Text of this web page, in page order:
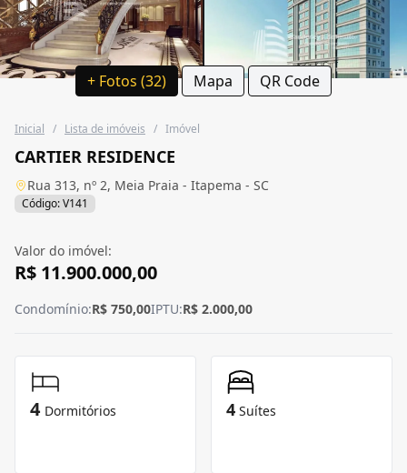
+ Fotos (32) Mapa QR Code
Inicial / Lista de imóveis / Imóvel
CARTIER RESIDENCE
Rua 313, nº 2, Meia Praia - Itapema - SC
Código: V141
Valor do imóvel:
R$ 11.900.000,00
Condomínio:R$ 750,00IPTU:R$ 2.000,00
4 Dormitórios 4 Suítes